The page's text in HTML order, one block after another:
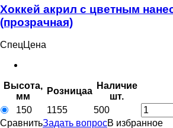
Хоккей акрил с цветным
(прозрачная)
СпецЦена
Высота,
мм
Розницаa
Наличие
шт.
150
1155
500
СравнитьЗадать вопросВ избранное